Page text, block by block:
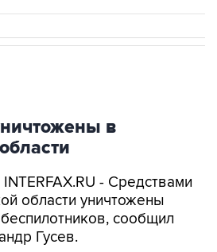
в
- Средствами
области уничтожены
сообщил
Гусев.